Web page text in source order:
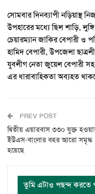
সোমবার দিনব্যাপী নড়িয়াস্থ
উপহারের মধ্যে ছিল শাড়ি,
চেয়ারম্যান জাকির বেপারী ও
হামিদ বেপারী, উপজেলা
যুবলীগ নেতা জুয়েল বেপারী সহ
এর ধারাবাহিকতা অব্যহত
PREV POST
দ্বিতীয় এয়ারবাস ৩৩০ যুক্ত
ইউএস-বাংলার বহর আরো সমৃদ্ধ
হয়েছে
তুমি এটাও পছন্দ করতে